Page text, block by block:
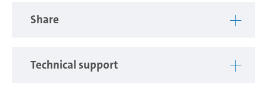
Share
Technical support